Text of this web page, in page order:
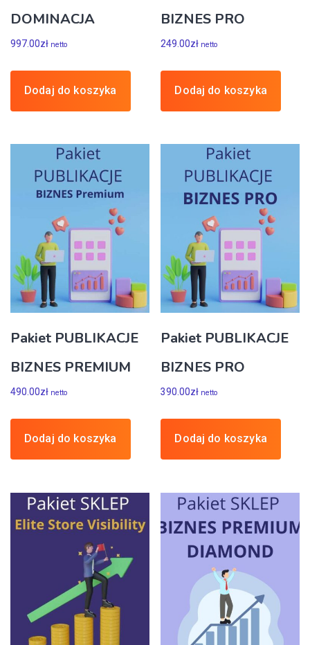
DOMINACJA
997.00zł netto
Dodaj do koszyka
BIZNES PRO
249.00zł netto
Dodaj do koszyka
Pakiet PUBLIKACJE
BIZNES PREMIUM
490.00zł netto
Dodaj do koszyka
Pakiet PUBLIKACJE
BIZNES PRO
390.00zł netto
Dodaj do koszyka